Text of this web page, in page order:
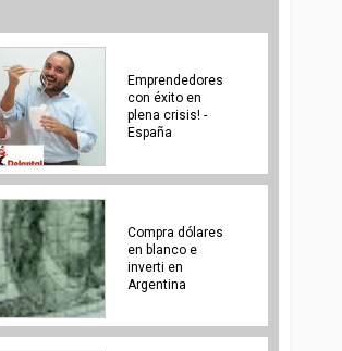
Emprendedores
con éxito en
plena crisis! -
España
Compra dólares
en blanco e
inverti en
Argentina